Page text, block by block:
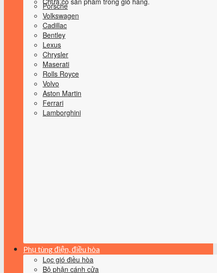
Porsche
Volkswagen
Cadillac
Bentley
Lexus
Chrysler
Maserati
Rolls Royce
Volvo
Aston Martin
Ferrari
Lamborghini
Phụ tùng điện, điều hòa
Lọc gió điều hòa
Bộ phận cánh cửa